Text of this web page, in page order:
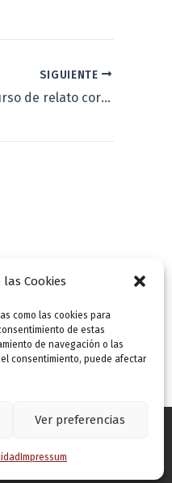
Cookies
como las cookies para
de estas
de navegación o las
consentimiento, puede afectar
Ver preferencias
Impressum
SIGUIENTE
Las Fuentes de la Edad convocan el X Concurso de relato corto y el VI Certamen de poesía